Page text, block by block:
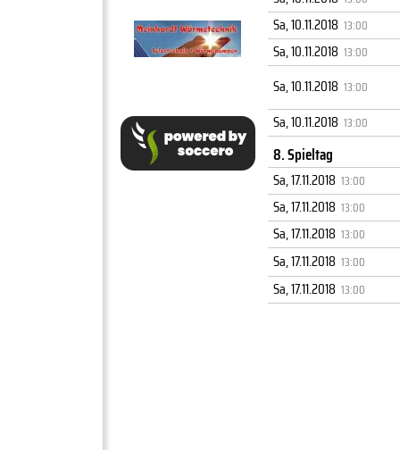
Sa, 10.11.2018 13:00
Sa, 10.11.2018 13:00
Sa, 10.11.2018 13:00
Sa, 10.11.2018 13:00
8. Spieltag
Sa, 17.11.2018 13:00
Sa, 17.11.2018 13:00
Sa, 17.11.2018 13:00
Sa, 17.11.2018 13:00
Sa, 17.11.2018 13:00